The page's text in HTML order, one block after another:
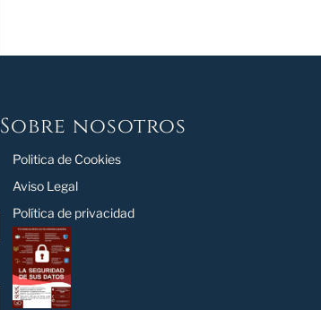
Sobre nosotros
Politica de Cookies
Aviso Legal
Política de privacidad